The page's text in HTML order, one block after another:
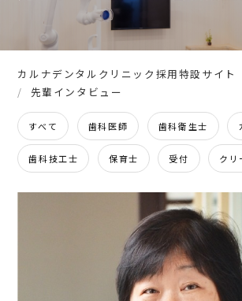
カルナデンタルクリニック採用特設サイト
先輩インタビュー
すべて 歯科医師 歯科衛生士
歯科技工士 保育士 受付 クリ